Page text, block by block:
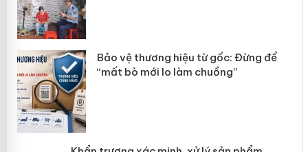
Bảo vệ thương hiệu từ gốc: Đừng để
“mất bò mới lo làm chuồng”